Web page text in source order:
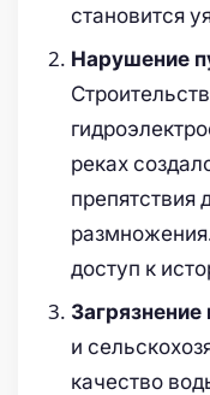
становится
Нарушение
реках
препятствия
доступ к
и
качество